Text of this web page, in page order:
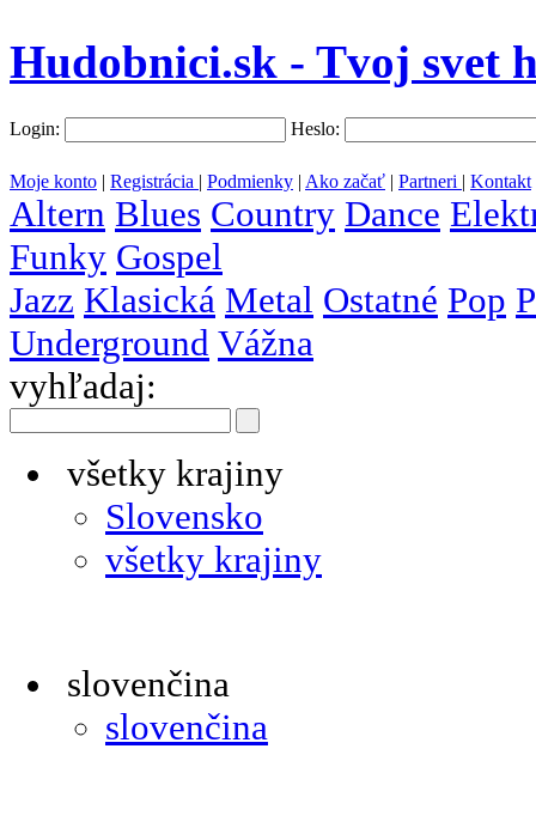
Hudobnici.sk - Tvoj svet
Login: Heslo:
Moje konto | Registrácia | Podmienky | Ako začať | Partneri | Kontakt
Altern Blues Country Dance
Funky Gospel
Jazz Klasická Metal Ostatné Pop
Underground Vážna
vyhľadaj:
všetky krajiny
Slovensko
všetky krajiny
slovenčina
slovenčina